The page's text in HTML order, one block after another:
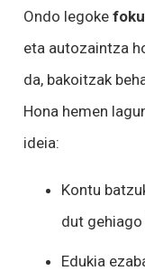
Ondo legoke
eta autozaintza
da, bakoitzak
Hona hemen
ideia:
Kontu
dut
Edukia